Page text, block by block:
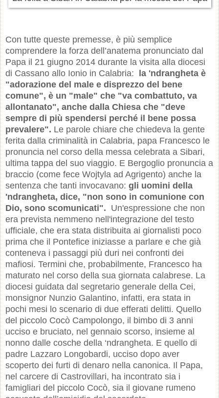
Con tutte queste premesse, è più semplice
comprendere la forza dell’anatema pronunciato dal
Papa il 21 giugno 2014 durante la visita alla diocesi
di Cassano allo Ionio in Calabria:
la 'ndrangheta è
"adorazione del male e disprezzo del bene
comune", è un "male" che "va combattuto, va
allontanato", anche dalla Chiesa che "deve
sempre di più spendersi perché il bene possa
prevalere". Le parole chiare che chiedeva la gente
ferita dalla criminalità in Calabria, papa Francesco le
pronuncia nel corso della messa celebrata a Sibari,
ultima tappa del suo viaggio. E Bergoglio pronuncia a
braccio (come fece Wojtyla ad Agrigento) anche la
sentenza che tanti invocavano: gli uomini della
'ndrangheta, dice, "non sono in comunione con
Dio, sono scomunicati". Un'espressione che non
era prevista nemmeno nell'integrazione del testo
ufficiale, che era stata distribuita ai giornalisti poco
prima che il Pontefice iniziasse a parlare e che già
conteneva i passaggi più duri nei confronti dei
mafiosi. Termini che, probabilmente, Francesco ha
maturato nel corso della sua giornata calabrese. La
diocesi guidata dal segretario generale della Cei,
monsignor Nunzio Galantino, infatti, era stata in
pochi mesi lo scenario di due efferati delitti. Quello
del piccolo Cocò Campolongo, il bimbo di 3 anni
ucciso e bruciato, nel gennaio scorso, insieme al
nonno dalle cosche della ‘ndrangheta. E quello di
padre Lazzaro Longobardi, ucciso dopo aver
scoperto dei furti di denaro nella canonica. Il Papa,
nel carcere di Castrovillari, ha incontrato sia i
famigliari del piccolo Cocò, sia il giovane rumeno